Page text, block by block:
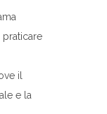
praticare
il
e la